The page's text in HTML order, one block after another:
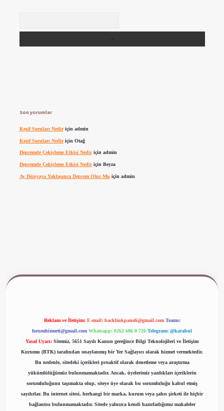
Son yorumlar
Keşif Soruları Nediriçin admin
Keşif Soruları Nediriçin Otağ
Depremde Çekiçleme Etkisi Nediriçin admin
Depremde Çekiçleme Etkisi Nediriçin Beyza
Ay Dünyaya Yaklaşınca Deprem Olur Mu için admin
Reklam ve İletişim: E-mail: backlinkpaneli@gmail.com Teams:
forumhizmeti@gmail.com Whatsapp: 0262 606 0 726 Telegram: @karabul
Yasal Uyarı: Sitemiz, 5651 Sayılı Kanun gereğince Bilgi Teknolojileri ve İletişim
Kurumu (BTK) tarafından onaylanmış bir Yer Sağlayıcı olarak hizmet vermektedir.
Bu nedenle, sitedeki içerikleri proaktif olarak denetleme veya araştırma
yükümlülüğümüz bulunmamaktadır. Ancak, üyelerimiz yazdıkları içeriklerin
sorumluluğunu taşımakta olup, siteye üye olarak bu sorumluluğu kabul etmiş
sayılırlar. Bu internet sitesi, herhangi bir marka, kurum veya şahıs şirketi ile hiçbir
bağlantısı bulunmamaktadır. Sitede yalnızca kendi hazırladığımız makaleler